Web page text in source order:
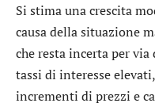
Si stima una crescita
causa della situazione
che resta incerta per
tassi di interesse
incrementi di prezzi e